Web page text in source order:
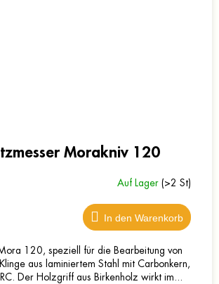
Morakniv 120
Auf Lager (>2 St)
In den Warenkorb
120, speziell für die Bearbeitung von
aus laminiertem Stahl mit Carbonkern,
Der Holzgriff aus Birkenholz wirkt im...